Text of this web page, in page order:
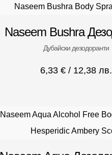
Naseem Bushra
Дубайски дезодоранти
6,33€ / 12,38 лв.